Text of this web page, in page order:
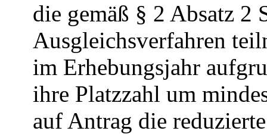
die gemäß § 2 Absatz 2
Ausgleichsverfahren
im Erhebungsjahr
ihre Platzzahl um
auf Antrag die